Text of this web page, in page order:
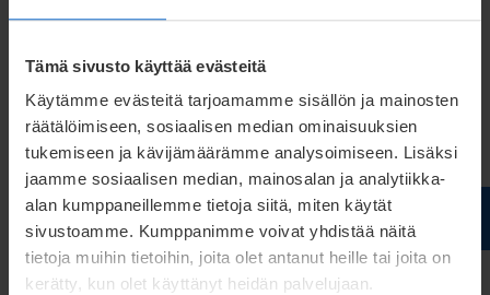
Tämä sivusto käyttää evästeitä
Käytämme evästeitä tarjoamamme sisällön ja mainosten
räätälöimiseen, sosiaalisen median ominaisuuksien
tukemiseen ja kävijämäärämme analysoimiseen. Lisäksi
jaamme sosiaalisen median, mainosalan ja analytiikka-
alan kumppaneillemme tietoja siitä, miten käytät
sivustoamme. Kumppanimme voivat yhdistää näitä
tietoja muihin tietoihin, joita olet antanut heille tai joita on
kerätty, kun olet käyttänyt heidän palvelujaan.
Werten
Unsere Werte sind auch in diesem Projekt sichtbar:
Kompetenz, verantwortungsvolle Einstellung und
kontinuierliche Verbesserung. Durch die Nutzung
unseres technologischen Know-hows schaffen wir
Mehrwert für unsere Kunden und bleiben an der